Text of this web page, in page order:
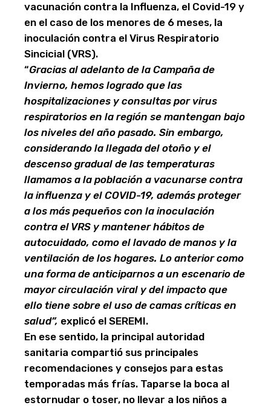
vacunación contra la Influenza, el Covid-19 y
en el caso de los menores de 6 meses, la
inoculación contra el Virus Respiratorio
Sincicial (VRS).
“Gracias al adelanto de la Campaña de
Invierno, hemos logrado que las
hospitalizaciones y consultas por virus
respiratorios en la región se mantengan bajo
los niveles del año pasado. Sin embargo,
considerando la llegada del otoño y el
descenso gradual de las temperaturas
llamamos a la población a vacunarse contra
la influenza y el COVID-19, además proteger
a los más pequeños con la inoculación
contra el VRS y mantener hábitos de
autocuidado, como el lavado de manos y la
ventilación de los hogares. Lo anterior como
una forma de anticiparnos a un escenario de
mayor circulación viral y del impacto que
ello tiene sobre el uso de camas críticas en
salud”, explicó el SEREMI.
En ese sentido, la principal autoridad
sanitaria compartió sus principales
recomendaciones y consejos para estas
temporadas más frías. Taparse la boca al
estornudar o toser, no llevar a los niños a